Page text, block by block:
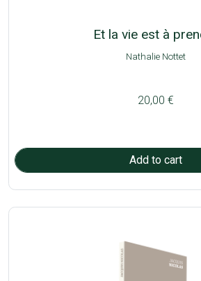
Et la vie est à
Nathalie Nottet
20,00 €